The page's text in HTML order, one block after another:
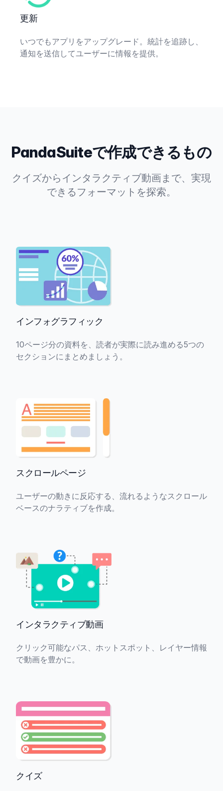
更新
いつでもアプリをアップグレード。統計を追跡し、
通知を送信してユーザーに情報を提供。
PandaSuiteで作成できるもの
クイズからインタラクティブ動画まで、実現
できるフォーマットを探索。
インフォグラフィック
10ページ分の資料を、読者が実際に読み進める5つの
セクションにまとめましょう。
スクロールページ
ユーザーの動きに反応する、流れるようなスクロール
ベースのナラティブを作成。
インタラクティブ動画
クリック可能なパス、ホットスポット、レイヤー情報
で動画を豊かに。
クイズ